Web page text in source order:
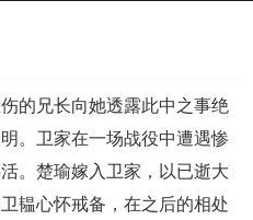
的兄长向她透露此中之事绝
。卫家在一场战役中遭遇惨
。楚瑜嫁入卫家，以已逝大
韫心怀戒备，在之后的相处